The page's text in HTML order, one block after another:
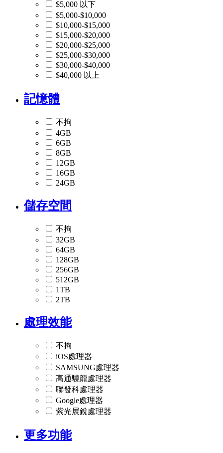
$5,000 以下
$5,000-$10,000
$10,000-$15,000
$15,000-$20,000
$20,000-$25,000
$25,000-$30,000
$30,000-$40,000
$40,000 以上
記憶體
不拘
4GB
6GB
8GB
12GB
16GB
24GB
儲存空間
不拘
32GB
64GB
128GB
256GB
512GB
1TB
2TB
處理效能
不拘
iOS處理器
SAMSUNG處理器
高通驍龍處理器
聯發科處理器
Google處理器
紫光展銳處理器
更多功能